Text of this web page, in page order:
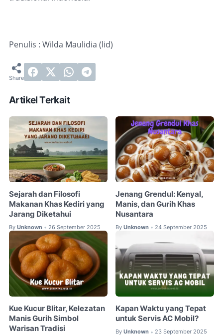
Penulis : Wilda Maulidia (lid)
Artikel Terkait
Sejarah dan Filosofi
Makanan Khas Kediri yang
Jarang Diketahui
By Unknown • 26 September 2025
Jenang Grendul: Kenyal,
Manis, dan Gurih Khas
Nusantara
By Unknown • 24 September 2025
Kue Kucur Blitar, Kelezatan
Manis Gurih Simbol
Warisan Tradisi
Kapan Waktu yang Tepat
untuk Servis AC Mobil?
By Unknown • 23 September 2025